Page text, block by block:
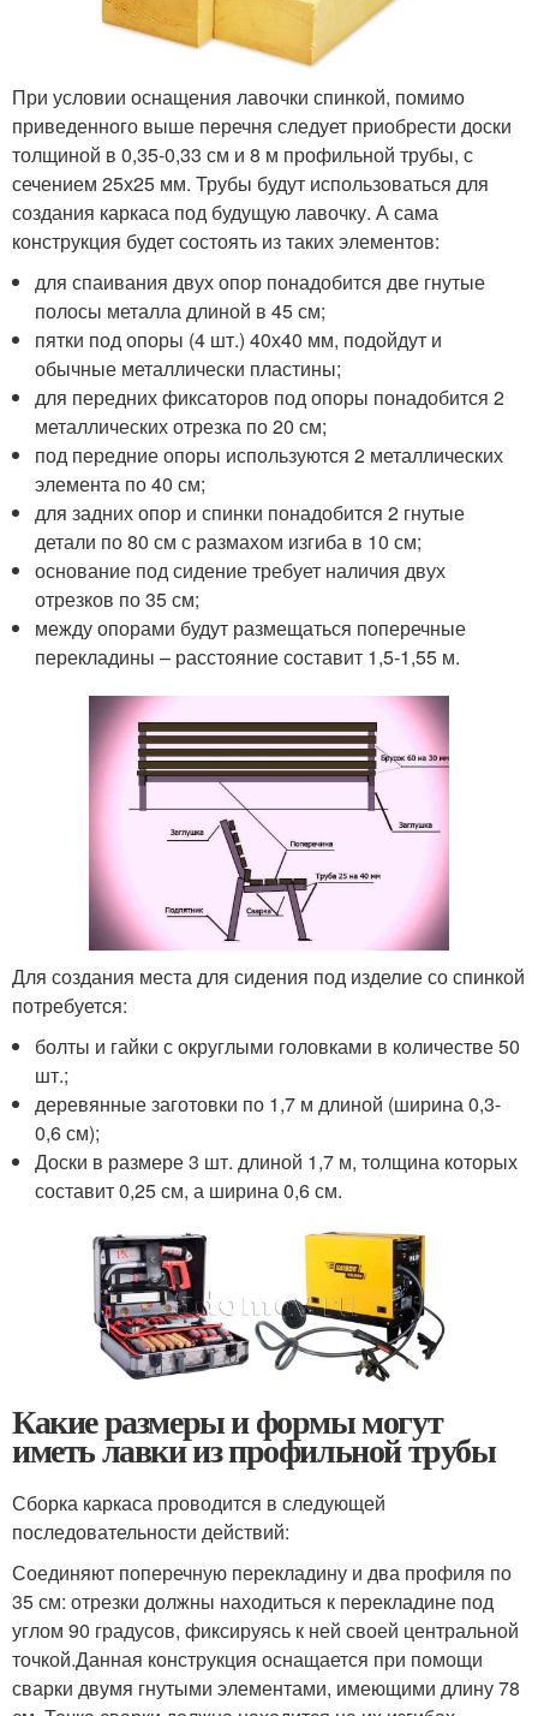
При условии оснащения лавочки спинкой, помимо
приведенного выше перечня следует приобрести доски
толщиной в 0,35-0,33 см и 8 м профильной трубы, с
сечением 25х25 мм. Трубы будут использоваться для
создания каркаса под будущую лавочку. А сама
конструкция будет состоять из таких элементов:
для спаивания двух опор понадобится две гнутые
полосы металла длиной в 45 см;
пятки под опоры (4 шт.) 40х40 мм, подойдут и
обычные металлически пластины;
для передних фиксаторов под опоры понадобится 2
металлических отрезка по 20 см;
под передние опоры используются 2 металлических
элемента по 40 см;
для задних опор и спинки понадобится 2 гнутые
детали по 80 см с размахом изгиба в 10 см;
основание под сидение требует наличия двух
отрезков по 35 см;
между опорами будут размещаться поперечные
перекладины – расстояние составит 1,5-1,55 м.
Для создания места для сидения под изделие со спинкой
потребуется:
болты и гайки с округлыми головками в количестве 50
шт.;
деревянные заготовки по 1,7 м длиной (ширина 0,3-
0,6 см);
Доски в размере 3 шт. длиной 1,7 м, толщина которых
составит 0,25 см, а ширина 0,6 см.
Какие размеры и формы могут
иметь лавки из профильной трубы
Сборка каркаса проводится в следующей
последовательности действий:
Соединяют поперечную перекладину и два профиля по
35 см: отрезки должны находиться к перекладине под
углом 90 градусов, фиксируясь к ней своей центральной
точкой.Данная конструкция оснащается при помощи
сварки двумя гнутыми элементами, имеющими длину 78